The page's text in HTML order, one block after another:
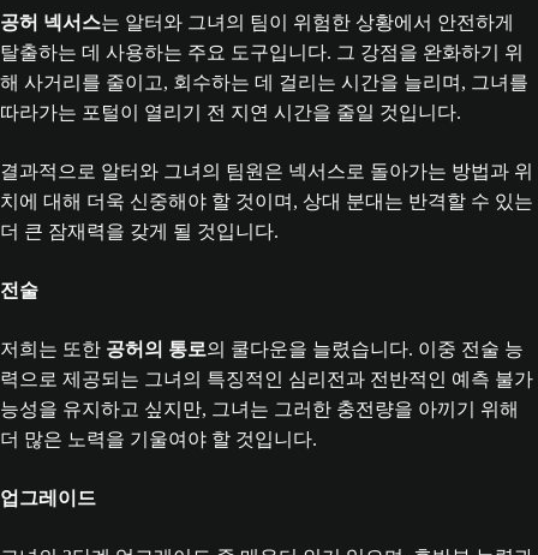
공허 넥서스는 알터와 그녀의 팀이 위험한 상황에서 안전하게
탈출하는 데 사용하는 주요 도구입니다. 그 강점을 완화하기 위
해 사거리를 줄이고, 회수하는 데 걸리는 시간을 늘리며, 그녀를
따라가는 포털이 열리기 전 지연 시간을 줄일 것입니다.
결과적으로 알터와 그녀의 팀원은 넥서스로 돌아가는 방법과 위
치에 대해 더욱 신중해야 할 것이며, 상대 분대는 반격할 수 있는
더 큰 잠재력을 갖게 될 것입니다.
전술
저희는 또한 공허의 통로의 쿨다운을 늘렸습니다. 이중 전술 능
력으로 제공되는 그녀의 특징적인 심리전과 전반적인 예측 불가
능성을 유지하고 싶지만, 그녀는 그러한 충전량을 아끼기 위해
더 많은 노력을 기울여야 할 것입니다.
업그레이드